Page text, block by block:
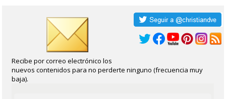
Recibe por correo electrónico los
nuevos contenidos para no perderte ninguno (frecuencia muy
baja).